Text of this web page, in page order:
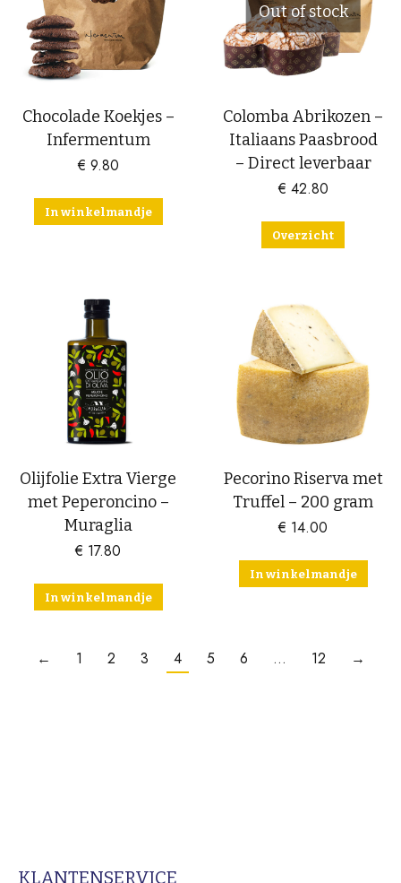
Chocolade Koekjes –
Infermentum
€ 9.80
In winkelmandje
Out of stock
Colomba Abrikozen –
Italiaans Paasbrood
– Direct leverbaar
€ 42.80
Overzicht
Olijfolie Extra Vierge
met Peperoncino –
Muraglia
€ 17.80
In winkelmandje
Pecorino Riserva met
Truffel – 200 gram
€ 14.00
In winkelmandje
← 1 2 3 4 5 6 … 12 →
KLANTENSERVICE